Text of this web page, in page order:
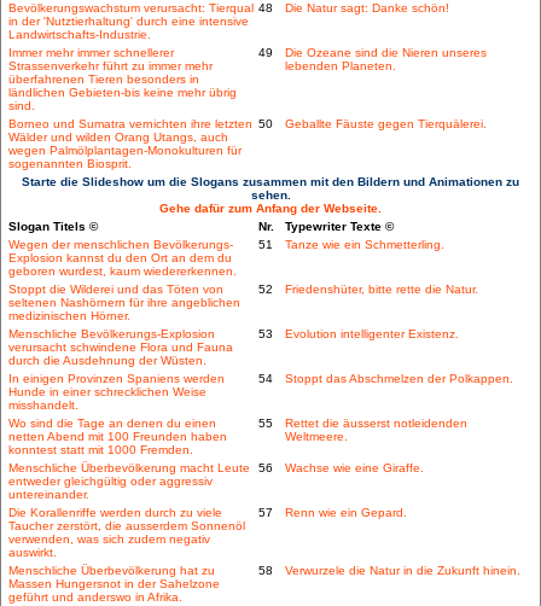
Bevölkerungswachstum verursacht: Tierqual
in der 'Nutztierhaltung' durch eine intensive
Landwirtschafts-Industrie.
48 Die Natur sagt: Danke schön!
Immer mehr immer schnellerer
Strassenverkehr führt zu immer mehr
überfahrenen Tieren besonders in
ländlichen Gebieten-bis keine mehr übrig
sind.
49
Die Ozeane sind die Nieren unseres
lebenden Planeten.
Borneo und Sumatra vernichten ihre letzten
Wälder und wilden Orang Utangs, auch
wegen Palmölplantagen-Monokulturen für
sogenannten Biosprit.
50 Geballte Fäuste gegen Tierquälerei.
Starte die Slideshow um die Slogans zusammen mit den Bildern und Animationen zu
sehen.
Gehe dafür zum Anfang der Webseite.
Slogan Titels ©
Nr.
Typewriter Texte ©
Wegen der menschlichen Bevölkerungs-
Explosion kannst du den Ort an dem du
geboren wurdest, kaum wiedererkennen.
51 Tanze wie ein Schmetterling.
Stoppt die Wilderei und das Töten von
seltenen Nashörnern für ihre angeblichen
medizinischen Hörner.
52 Friedenshüter, bitte rette die Natur.
Menschliche Bevölkerungs-Explosion
verursacht schwindene Flora und Fauna
durch die Ausdehnung der Wüsten.
53 Evolution intelligenter Existenz.
In einigen Provinzen Spaniens werden
Hunde in einer schrecklichen Weise
misshandelt.
54 Stoppt das Abschmelzen der Polkappen.
Wo sind die Tage an denen du einen
netten Abend mit 100 Freunden haben
konntest statt mit 1000 Fremden.
55
Rettet die äusserst notleidenden
Weltmeere.
Menschliche Überbevölkerung macht Leute
entweder gleichgültig oder aggressiv
untereinander.
56 Wachse wie eine Giraffe.
Die Korallenriffe werden durch zu viele
Taucher zerstört, die ausserdem Sonnenöl
verwenden, was sich zudem negativ
auswirkt.
57 Renn wie ein Gepard.
Menschliche Überbevölkerung hat zu
Massen Hungersnot in der Sahelzone
geführt und anderswo in Afrika.
58 Verwurzele die Natur in die Zukunft hinein.